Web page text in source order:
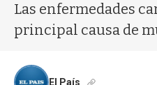
Las enfermedades
principal causa de
El País